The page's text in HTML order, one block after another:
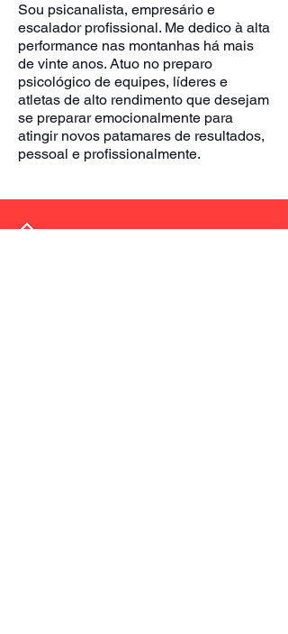
Sou psicanalista, empresário e
escalador profissional. Me dedico à alta
performance nas montanhas há mais
de vinte anos. Atuo no preparo
psicológico de equipes, líderes e
atletas de alto rendimento que desejam
se preparar emocionalmente para
atingir novos patamares de resultados,
pessoal e profissionalmente.